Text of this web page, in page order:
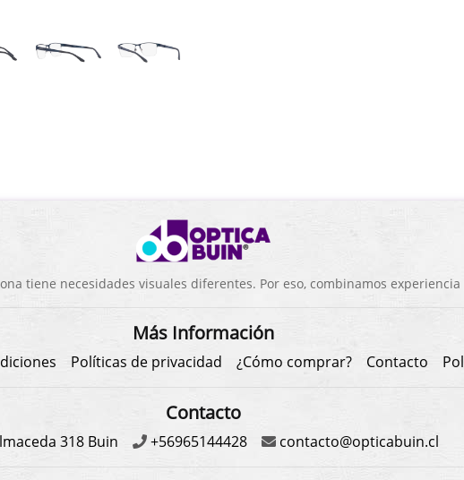
tiene necesidades visuales diferentes. Por eso, combinamos
Más Información
Políticas de privacidad ¿Cómo comprar? Contacto
Contacto
318 Buin +56965144428 contacto@opticabuin.cl